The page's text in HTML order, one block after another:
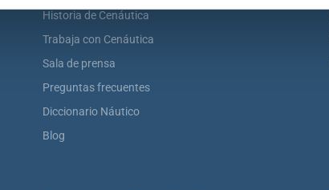
Historia de Cenáutica
Trabaja con Cenáutica
Sala de prensa
Preguntas frecuentes
Diccionario Náutico
Blog